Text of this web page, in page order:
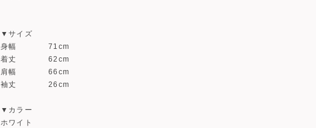
▼サイズ
身幅 71cm
着丈 62cm
肩幅 66cm
袖丈 26cm
▼カラー
ホワイト